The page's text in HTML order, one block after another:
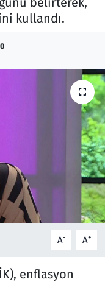
kullandı.
A- A+
enflasyon